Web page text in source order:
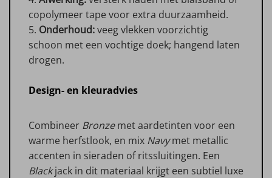
copolymeer tape voor extra duurzaamheid.
5. Onderhoud:veeg vlekken voorzichtig
schoon met een vochtige doek; hangend laten
drogen.
Design- en kleuradvies
Combineer Bronzemet aardetinten voor een
warme herfstlook, en mix Navymet metallic
accenten in sieraden of ritssluitingen. Een
Blackjack in dit materiaal krijgt een subtiel luxe